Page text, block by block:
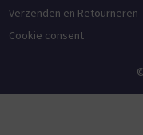
Verzenden en Retourneren
Cookie consent